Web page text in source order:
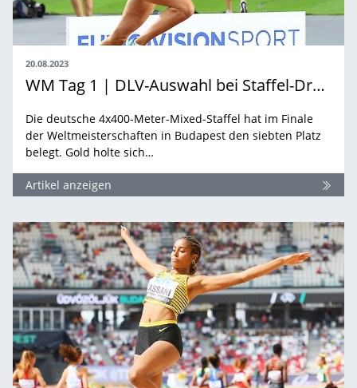
20.08.2023
WM Tag 1 | DLV-Auswahl bei Staffel-Drama auf Rang sieben
Die deutsche 4x400-Meter-Mixed-Staffel hat im Finale
der Weltmeisterschaften in Budapest den siebten Platz
belegt. Gold holte sich…
Artikel anzeigen